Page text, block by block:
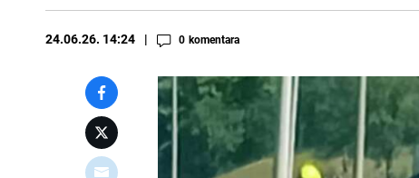
24.06.26. 14:24 0 komentara